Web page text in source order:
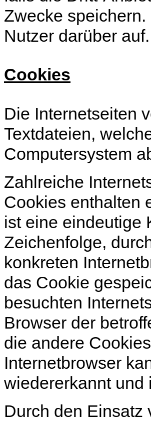
Zwecke
Nutzer darüber auf.
Cookies
Die Internetseiten
Textdateien,
Computersystem
Zahlreiche
Cookies enthalten
ist eine eindeutige
Zeichenfolge,
konkreten
das Cookie
besuchten
Browser der
die andere
Internetbrowser
wiedererkannt und
Durch den Einsatz